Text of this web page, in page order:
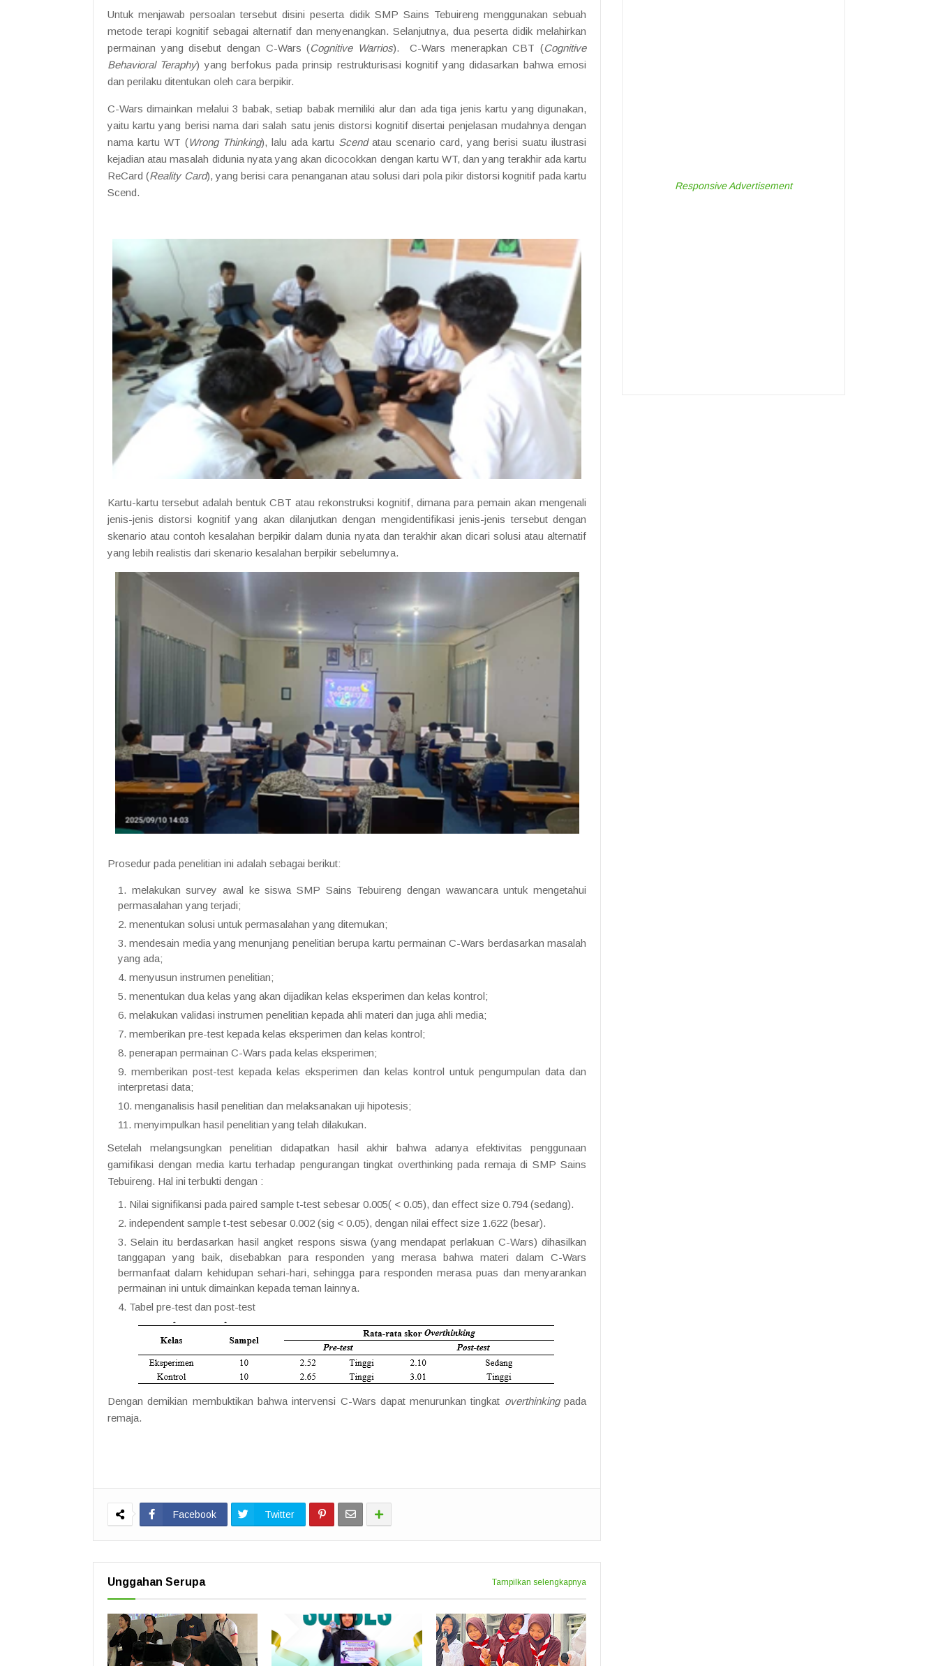
Untuk menjawab persoalan tersebut disini peserta didik SMP Sains Tebuireng menggunakan sebuah
metode terapi kognitif sebagai alternatif dan menyenangkan. Selanjutnya, dua peserta didik melahirkan
permainan yang disebut dengan C-Wars (Cognitive Warrios). C-Wars menerapkan CBT (Cognitive
Behavioral Teraphy) yang berfokus pada prinsip restrukturisasi kognitif yang didasarkan bahwa emosi
dan perilaku ditentukan oleh cara berpikir.
C-Wars dimainkan melalui 3 babak, setiap babak memiliki alur dan ada tiga jenis kartu yang digunakan,
yaitu kartu yang berisi nama dari salah satu jenis distorsi kognitif disertai penjelasan mudahnya dengan
nama kartu WT (Wrong Thinking), lalu ada kartu Scendatau scenario card, yang berisi suatu ilustrasi
kejadian atau masalah didunia nyata yang akan dicocokkan dengan kartu WT, dan yang terakhir ada kartu
ReCard (Reality Card), yang berisi cara penanganan atau solusi dari pola pikir distorsi kognitif pada kartu
Scend.
Kartu-kartu tersebut adalah bentuk CBT atau rekonstruksi kognitif, dimana para pemain akan mengenali
jenis-jenis distorsi kognitif yang akan dilanjutkan dengan mengidentifikasi jenis-jenis tersebut dengan
skenario atau contoh kesalahan berpikir dalam dunia nyata dan terakhir akan dicari solusi atau alternatif
yang lebih realistis dari skenario kesalahan berpikir sebelumnya.
Prosedur pada penelitian ini adalah sebagai berikut:
melakukan survey awal ke siswa SMP Sains Tebuireng dengan wawancara untuk mengetahui
permasalahan yang terjadi;
menentukan solusi untuk permasalahan yang ditemukan;
mendesain media yang menunjang penelitian berupa kartu permainan C-Wars berdasarkan masalah
yang ada;
menyusun instrumen penelitian;
menentukan dua kelas yang akan dijadikan kelas eksperimen dan kelas kontrol;
melakukan validasi instrumen penelitian kepada ahli materi dan juga ahli media;
memberikan pre-test kepada kelas eksperimen dan kelas kontrol;
penerapan permainan C-Wars pada kelas eksperimen;
memberikan post-test kepada kelas eksperimen dan kelas kontrol untuk pengumpulan data dan
interpretasi data;
menganalisis hasil penelitian dan melaksanakan uji hipotesis;
menyimpulkan hasil penelitian yang telah dilakukan.
Setelah melangsungkan penelitian didapatkan hasil akhir bahwa adanya efektivitas penggunaan
gamifikasi dengan media kartu terhadap pengurangan tingkat overthinking pada remaja di SMP Sains
Tebuireng. Hal ini terbukti dengan :
Nilai signifikansi pada paired sample t-test sebesar 0.005( < 0.05), dan effect size 0.794 (sedang).
independent sample t-test sebesar 0.002 (sig < 0.05), dengan nilai effect size 1.622 (besar).
Selain itu berdasarkan hasil angket respons siswa (yang mendapat perlakuan C-Wars) dihasilkan
tanggapan yang baik, disebabkan para responden yang merasa bahwa materi dalam C-Wars
bermanfaat dalam kehidupan sehari-hari, sehingga para responden merasa puas dan menyarankan
permainan ini untuk dimainkan kepada teman lainnya.
Tabel pre-test dan post-test
Dengan demikian membuktikan bahwa intervensi C-Wars dapat menurunkan tingkat overthinkingpada
remaja.
Facebook Twitter
Unggahan Serupa Tampilkan selengkapnya
Responsive Advertisement